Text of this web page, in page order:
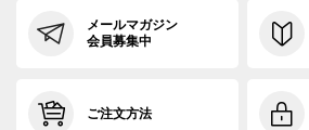
メールマガジン
会員募集中
ご注文方法